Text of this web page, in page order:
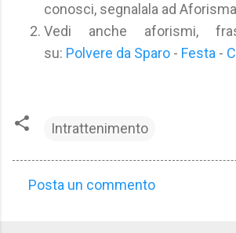
conosci, segnalala ad
Vedi anche aforismi,
su: Polvere da Sparo - Festa -
Intrattenimento
Posta un commento